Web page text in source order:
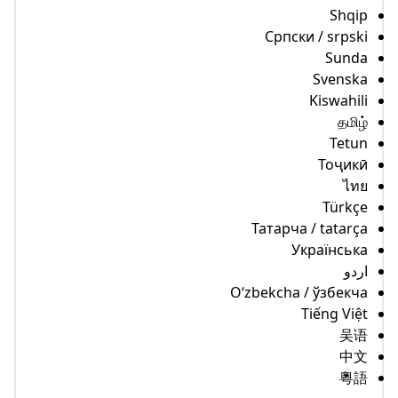
Српски /
ไ
Татарча /
Oʻzbekcha /
Tiếng
吴
中
粵